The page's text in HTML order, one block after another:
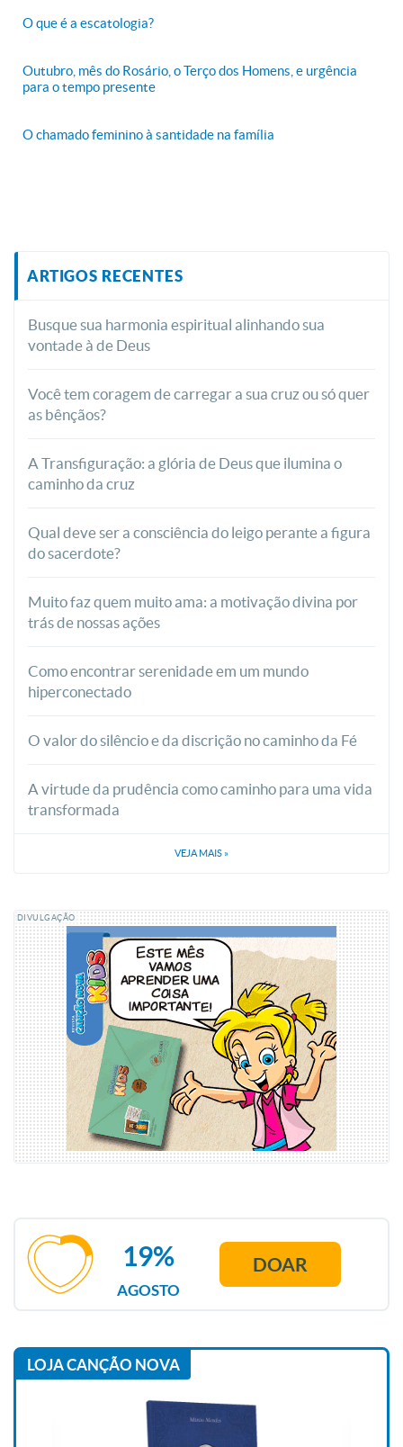
O que é a escatologia?
Outubro, mês do Rosário, o Terço dos Homens, e urgência
para o tempo presente
O chamado feminino à santidade na família
ARTIGOS RECENTES
Busque sua harmonia espiritual alinhando sua
vontade à de Deus
Você tem coragem de carregar a sua cruz ou só quer
as bênçãos?
A Transfiguração: a glória de Deus que ilumina o
caminho da cruz
Qual deve ser a consciência do leigo perante a figura
do sacerdote?
Muito faz quem muito ama: a motivação divina por
trás de nossas ações
Como encontrar serenidade em um mundo
hiperconectado
O valor do silêncio e da discrição no caminho da Fé
A virtude da prudência como caminho para uma vida
transformada
VEJA MAIS »
DIVULGAÇÃO
AGOSTO
19% DOAR
LOJA CANÇÃO NOVA